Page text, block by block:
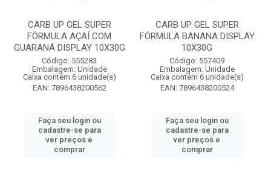
CARB UP GEL SUPER
FÓRMULA AÇAÍ COM
GUARANÁ DISPLAY 10X30G
Código: 555283
Embalagem: Unidade
Caixa contém 6 unidade(s)
EAN: 7896438200562
Faça seu login ou
cadastre-se para
ver preços e
comprar
CARB UP GEL SUPER
FÓRMULA BANANA DISPLAY
10X30G
Código: 557409
Embalagem: Unidade
Caixa contém 6 unidade(s)
EAN: 7896438200524
Faça seu login ou
cadastre-se para
ver preços e
comprar